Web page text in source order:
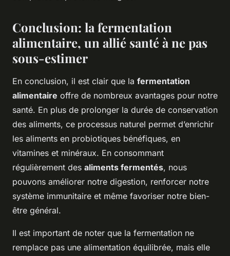
Conclusion: la fermentation
alimentaire, un allié santé à ne pas
sous-estimer
En conclusion, il est clair que la fermentation
alimentaire offre de nombreux avantages pour notre
santé. En plus de prolonger la durée de conservation
des aliments, ce processus naturel permet d’enrichir
les aliments en probiotiques bénéfiques, en
vitamines et minéraux. En consommant
régulièrement des aliments fermentés, nous
pouvons améliorer notre digestion, renforcer notre
système immunitaire et même favoriser notre bien-
être général.
Il est important de noter que la fermentation ne
remplace pas une alimentation équilibrée, mais elle